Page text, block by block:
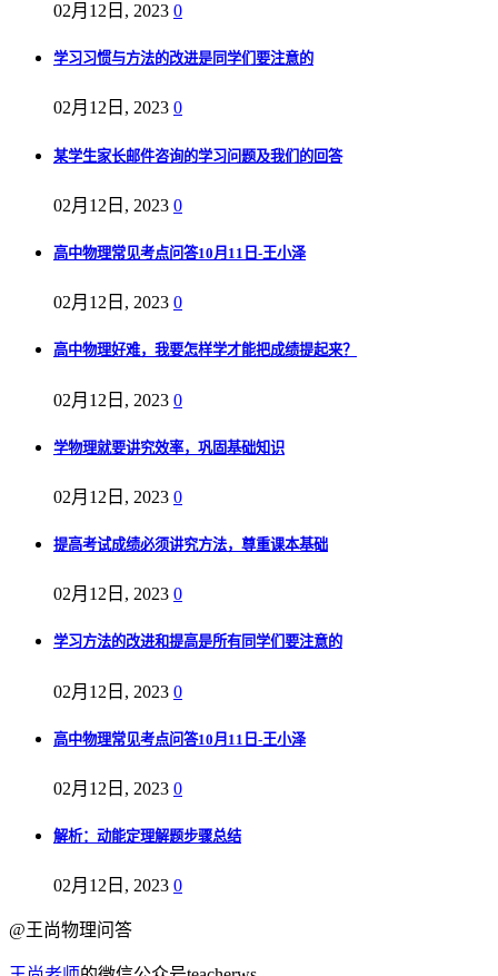
02月12日, 2023 0
学习习惯与方法的改进是同学们要注意的
02月12日, 2023 0
某学生家长邮件咨询的学习问题及我们的回答
02月12日, 2023 0
高中物理常见考点问答10月11日-王小泽
02月12日, 2023 0
高中物理好难，我要怎样学才能把成绩提起来？
02月12日, 2023 0
学物理就要讲究效率，巩固基础知识
02月12日, 2023 0
提高考试成绩必须讲究方法，尊重课本基础
02月12日, 2023 0
学习方法的改进和提高是所有同学们要注意的
02月12日, 2023 0
高中物理常见考点问答10月11日-王小泽
02月12日, 2023 0
解析：动能定理解题步骤总结
02月12日, 2023 0
@王尚物理问答